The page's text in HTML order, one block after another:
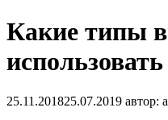
Какие типы
25.11.201825.07.2019 автор: